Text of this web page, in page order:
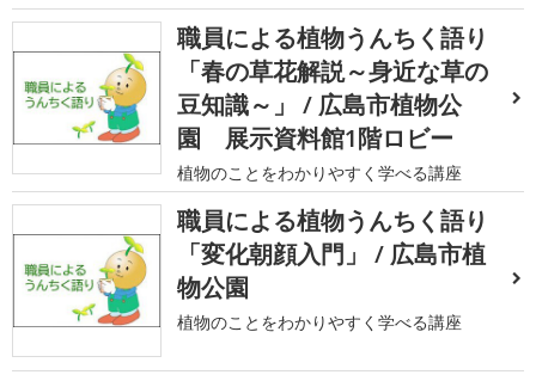
職員による植物うんちく語り
「春の草花解説～身近な草の
豆知識～」 / 広島市植物公
園 展示資料館1階ロビー
植物のことをわかりやすく学べる講座
職員による植物うんちく語り
「変化朝顔入門」 / 広島市植
物公園
植物のことをわかりやすく学べる講座